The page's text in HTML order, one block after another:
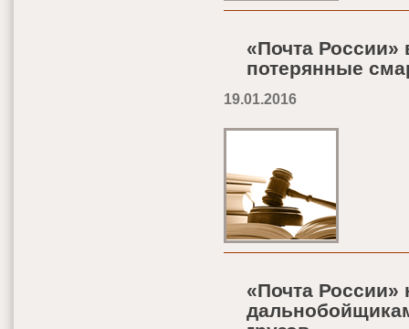
«Почта России»
потерянные
19.01.2016
«Почта России»